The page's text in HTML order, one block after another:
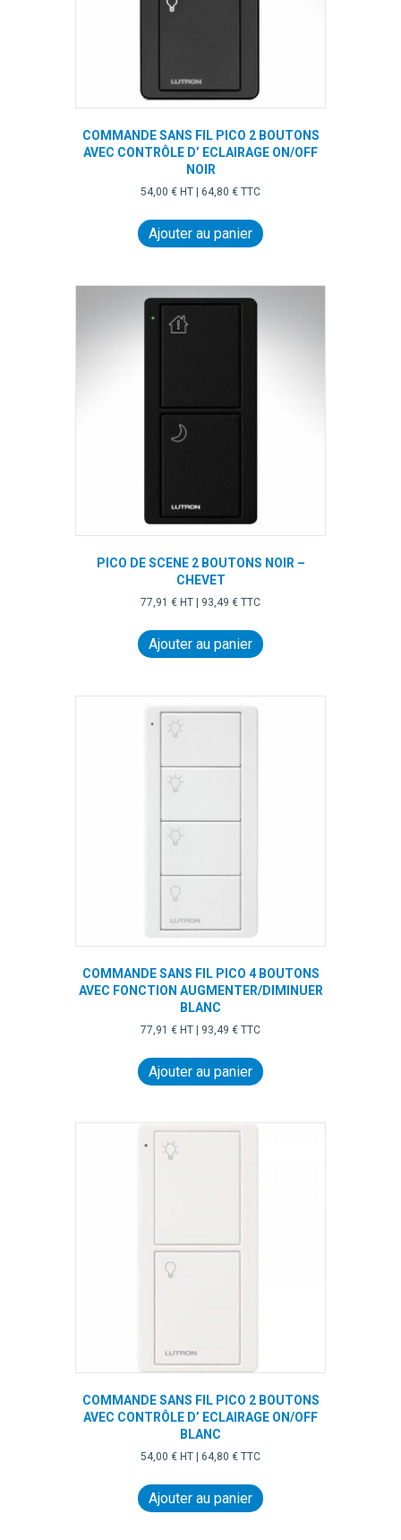
COMMANDE SANS FIL PICO 2 BOUTONS
AVEC CONTRÔLE D’ ECLAIRAGE ON/OFF
NOIR
54,00 € HT | 64,80 € TTC
Ajouter au panier
PICO DE SCENE 2 BOUTONS NOIR –
CHEVET
77,91 € HT | 93,49 € TTC
Ajouter au panier
COMMANDE SANS FIL PICO 4 BOUTONS
AVEC FONCTION AUGMENTER/DIMINUER
BLANC
77,91 € HT | 93,49 € TTC
Ajouter au panier
COMMANDE SANS FIL PICO 2 BOUTONS
AVEC CONTRÔLE D’ ECLAIRAGE ON/OFF
BLANC
54,00 € HT | 64,80 € TTC
Ajouter au panier